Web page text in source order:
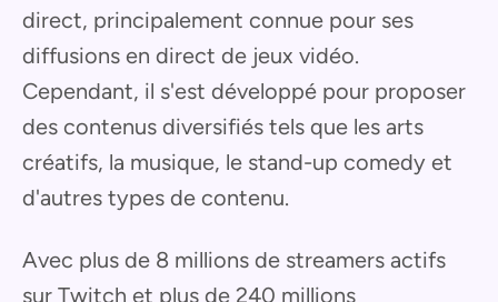
direct, principalement connue pour ses
diffusions en direct de jeux vidéo.
Cependant, il s'est développé pour proposer
des contenus diversifiés tels que les arts
créatifs, la musique, le stand-up comedy et
d'autres types de contenu.
Avec plus de 8 millions de streamers actifs
sur Twitch et plus de 240 millions